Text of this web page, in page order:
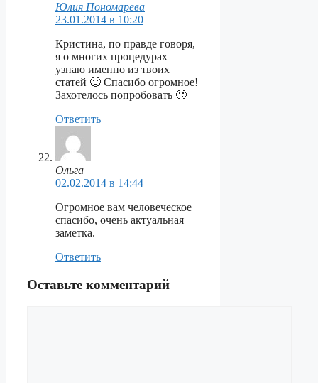
Юлия Пономарева
23.01.2014 в 10:20
Кристина, по правде говоря,
я о многих процедурах
узнаю именно из твоих
статей 🙂 Спасибо огромное!
Захотелось попробовать 🙂
Ответить
Ольга
02.02.2014 в 14:44
Огромное вам человеческое
спасибо, очень актуальная
заметка.
Ответить
Оставьте комментарий